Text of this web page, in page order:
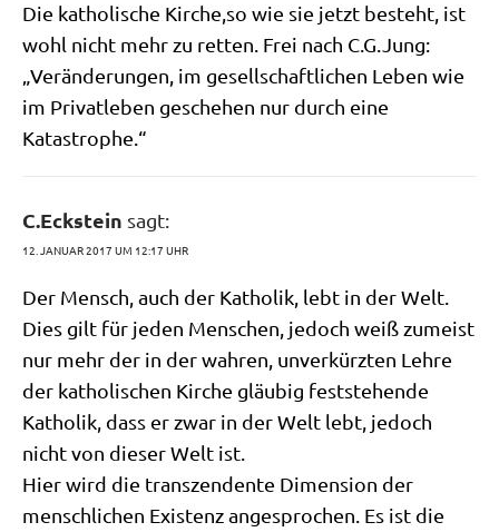
Die katho­li­sche Kirche,so wie sie jetzt besteht, ist
wohl nicht mehr zu ret­ten. Frei nach C.G.Jung:
„Ver­än­de­run­gen, im gesell­schaft­li­chen Leben wie
im Pri­vat­le­ben gesche­hen nur durch eine
Katastrophe.“
C.Eckstein sagt:
12. JANUAR 2017 UM 12:17 UHR
Der Mensch, auch der Katho­lik, lebt in der Welt.
Dies gilt für jeden Men­schen, jedoch weiß zumeist
nur mehr der in der wah­ren, unver­kürz­ten Leh­re
der katho­li­schen Kir­che gläu­big fest­ste­hen­de
Katho­lik, dass er zwar in der Welt lebt, jedoch
nicht von die­ser Welt ist.
Hier wird die tran­szen­den­te Dimen­si­on der
mensch­li­chen Exi­stenz ange­spro­chen. Es ist die